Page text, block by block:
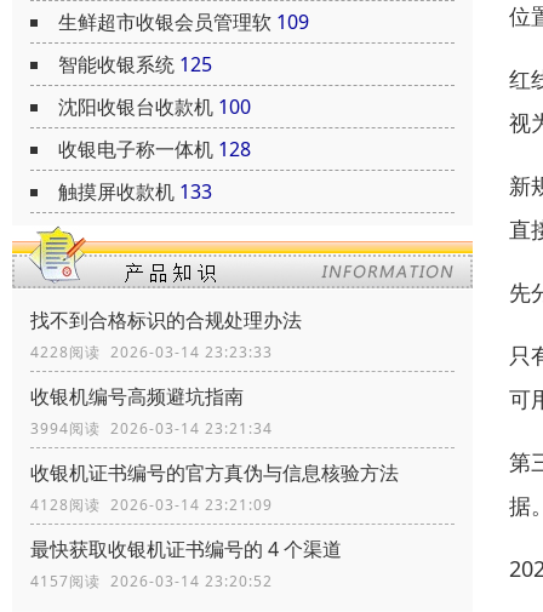
生鲜超市收银会员管理软 109
智能收银系统 125
沈阳收银台收款机 100
收银电子称一体机 128
触摸屏收款机 133
找不到合格标识的合规处理办法
4228阅读 2026-03-14 23:23:33
收银机编号高频避坑指南
3994阅读 2026-03-14 23:21:34
收银机证书编号的官方真伪与信息核验方法
4128阅读 2026-03-14 23:21:09
最快获取收银机证书编号的 4 个渠道
4157阅读 2026-03-14 23:20:52
位
红
视
新
直
先
只
可
第
据